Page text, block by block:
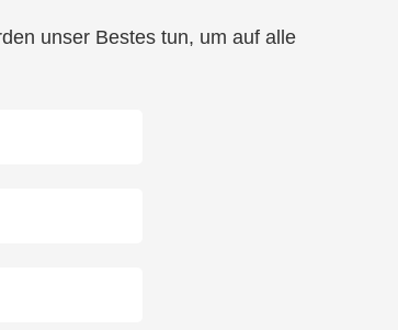
unser Bestes tun, um auf alle